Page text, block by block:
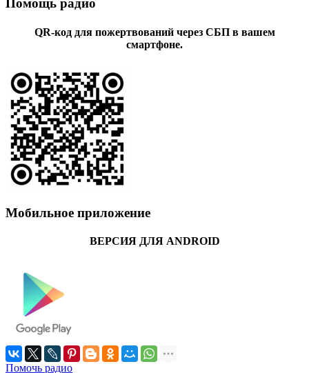
Помощь радио
QR-код для пожертвований через СБП в вашем
смартфоне.
Мобильное приложение
ВЕРСИЯ ДЛЯ ANDROID
Помочь радио